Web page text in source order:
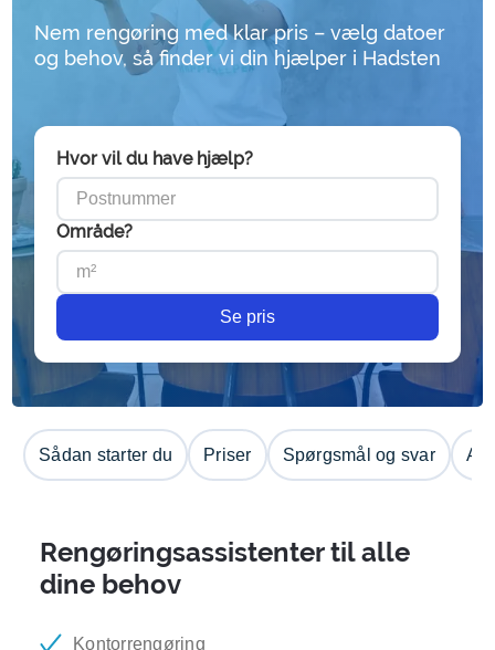
Nem rengøring med klar pris – vælg datoer
og behov, så finder vi din hjælper i Hadsten
Hvor vil du have hjælp?
Område?
Se pris
Sådan starter du Priser Spørgsmål og svar
Rengøringsassistenter til alle
dine behov
Kontorrengøring